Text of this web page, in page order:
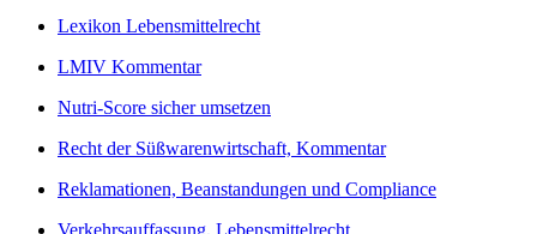
Lexikon Lebensmittelrecht
LMIV Kommentar
Nutri-Score sicher umsetzen
Recht der Süßwarenwirtschaft, Kommentar
Reklamationen, Beanstandungen und Compliance
Verkehrsauffassung, Lebensmittelrecht